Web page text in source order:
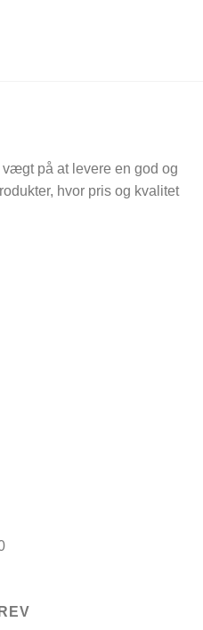
på at levere en god og
hvor pris og kvalitet